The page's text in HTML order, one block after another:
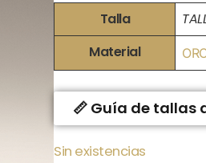
Talla
Material
📏 Guía de tallas
Sin existencias